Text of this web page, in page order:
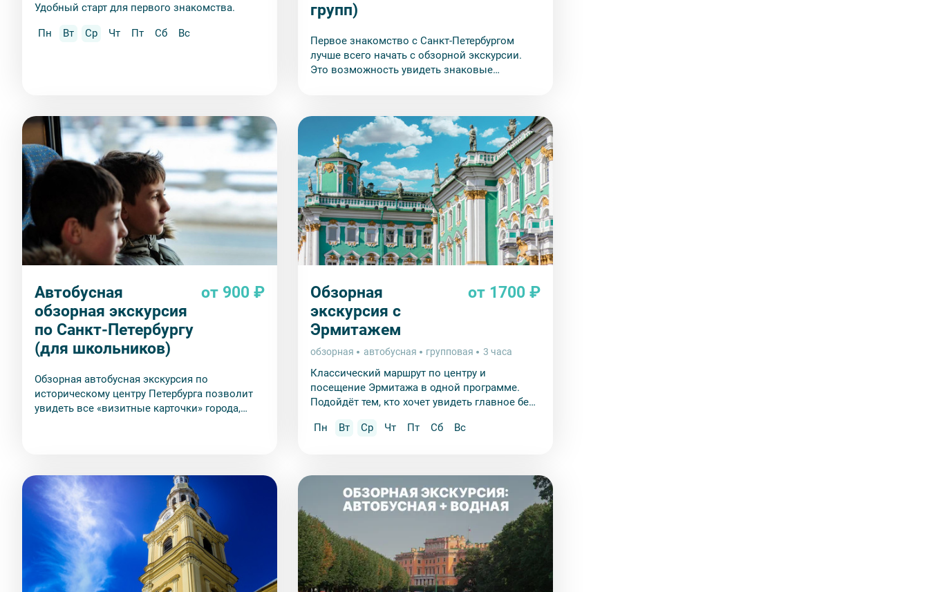
Удобный старт для первого знакомства.
Пн Вт Ср Чт Пт Сб Вс
групп)
Первое знакомство с Санкт-Петербургом
лучше всего начать с обзорной экскурсии.
Это возможность увидеть знаковые
Автобусная
обзорная экскурсия
по Санкт-Петербургу
(для школьников)
от 900 ₽
Обзорная автобусная экскурсия по
историческому центру Петербурга позволит
увидеть все «визитные карточки» города,
Обзорная
экскурсия с
Эрмитажем
от 1700 ₽
обзорная автобусная групповая 3 часа
Классический маршрут по центру и
посещение Эрмитажа в одной программе.
Подойдёт тем, кто хочет увидеть главное без
Пн
Вт Ср Чт Пт Сб Вс